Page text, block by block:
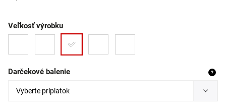
Veľkosť výrobku
Darčekové balenie ?